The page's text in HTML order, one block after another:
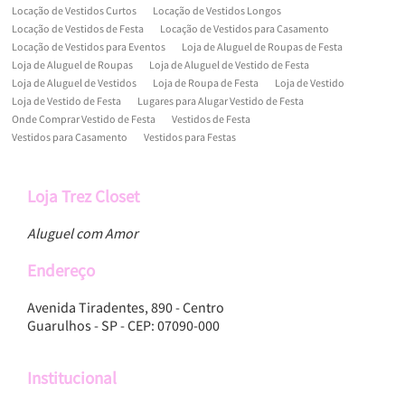
Locação de Vestidos Curtos
Locação de Vestidos Longos
Locação de Vestidos de Festa
Locação de Vestidos para Casamento
Locação de Vestidos para Eventos
Loja de Aluguel de Roupas de Festa
Loja de Aluguel de Roupas
Loja de Aluguel de Vestido de Festa
Loja de Aluguel de Vestidos
Loja de Roupa de Festa
Loja de Vestido
Loja de Vestido de Festa
Lugares para Alugar Vestido de Festa
Onde Comprar Vestido de Festa
Vestidos de Festa
Vestidos para Casamento
Vestidos para Festas
Loja Trez Closet
Aluguel com Amor
Endereço
Avenida Tiradentes, 890 - Centro
Guarulhos - SP - CEP: 07090-000
Institucional